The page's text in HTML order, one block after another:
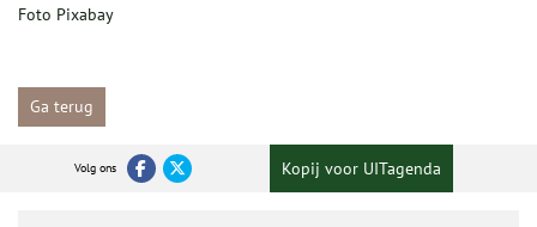
Foto Pixabay
Ga terug
Volg ons Kopij voor UITagenda